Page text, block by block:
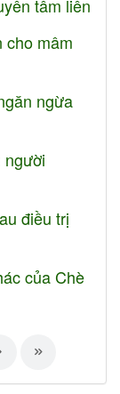
tâm liên
cho mâm
ngừa
người
điều trị
của Chè